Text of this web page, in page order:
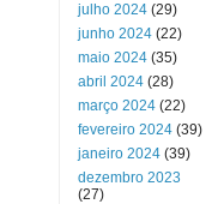
julho 2024 (29)
junho 2024 (22)
maio 2024 (35)
abril 2024 (28)
março 2024 (22)
fevereiro 2024 (39)
janeiro 2024 (39)
dezembro 2023
(27)